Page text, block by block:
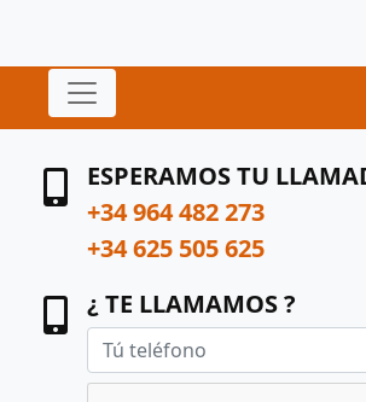
ESPERAMOS TU
+34 964 482 273
+34 625 505 625
¿ TE LLAMAMOS ?